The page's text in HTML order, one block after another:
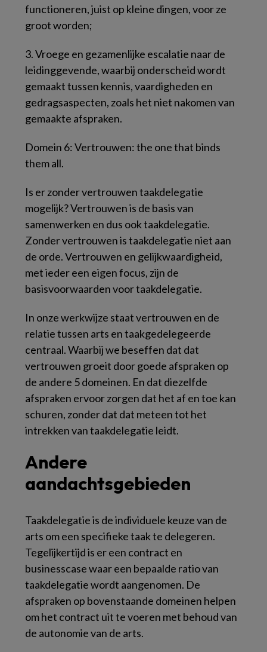
functioneren, juist op kleine dingen, voor ze
groot worden;
3.Vroege en gezamenlijke escalatie naar de
leidinggevende, waarbij onderscheid wordt
gemaakt tussen kennis, vaardigheden en
gedragsaspecten, zoals het niet nakomen van
gemaakte afspraken.
Domein 6: Vertrouwen: the one that binds
them all.
Is er zonder vertrouwen taakdelegatie
mogelijk? Vertrouwen is de basis van
samenwerken en dus ook taakdelegatie.
Zonder vertrouwen is taakdelegatie niet aan
de orde. Vertrouwen en gelijkwaardigheid,
met ieder een eigen focus, zijn de
basisvoorwaarden voor taakdelegatie.
In onze werkwijze staat vertrouwen en de
relatie tussen arts en taakgedelegeerde
centraal. Waarbij we beseffen dat dat
vertrouwen groeit door goede afspraken op
de andere 5 domeinen. En dat diezelfde
afspraken ervoor zorgen dat het af en toe kan
schuren, zonder dat dat meteen tot het
intrekken van taakdelegatie leidt.
Andere
aandachtsgebieden
Taakdelegatie is de individuele keuze van de
arts om een specifieke taak te delegeren.
Tegelijkertijd is er een contract en
businesscase waar een bepaalde ratio van
taakdelegatie wordt aangenomen. De
afspraken op bovenstaande domeinen helpen
om het contract uit te voeren met behoud van
de autonomie van de arts.